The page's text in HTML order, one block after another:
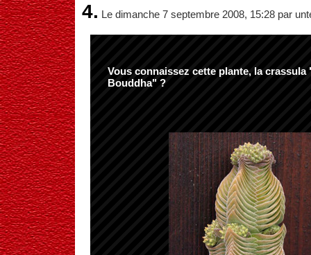
4. Le dimanche 7 septembre 2008, 15:28 par
Vous connaissez cette plante, la crassula
Bouddha" ?